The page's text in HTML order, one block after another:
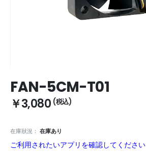
to
the
beginning
the
gallery
FAN-5CM-T01
￥3,080
在庫狀況： 在庫あり
ご利用されたいアプリを確認してください